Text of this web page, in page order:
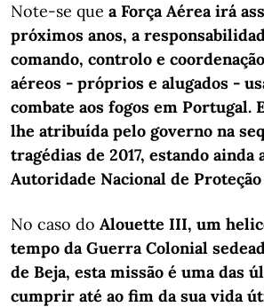
Note-se que a Força Aérea irá
próximos anos, a
comando, controlo e
aéreos - próprios e alugados -
combate aos fogos em Portugal.
lhe atribuída pelo governo na
tragédias de 2017, estando ainda
Autoridade Nacional de
No caso do Alouette III, um
tempo da Guerra Colonial
de Beja, esta missão é uma das
cumprir até ao fim da sua vida